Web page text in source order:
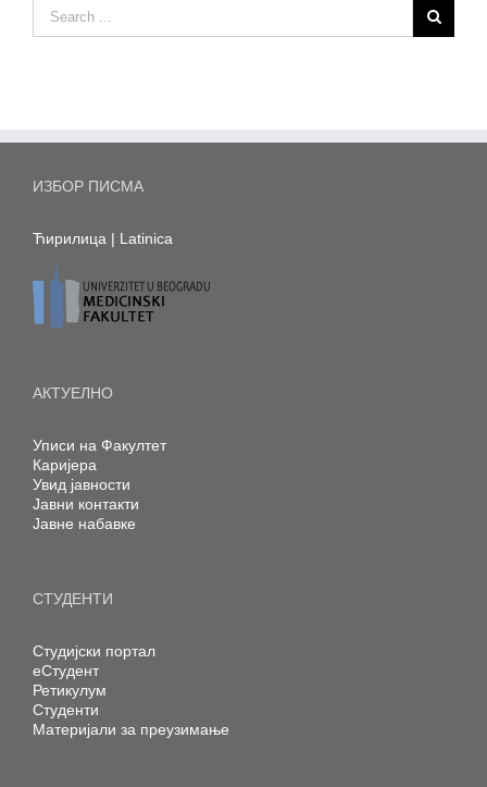
ИЗБОР ПИСМА
Ћирилица | Latinica
АКТУЕЛНО
Уписи на Факултет
Каријера
Увид јавности
Јавни контакти
Јавне набавке
СТУДЕНТИ
Студијски портал
еСтудент
Ретикулум
Студенти
Материјали за преузимање